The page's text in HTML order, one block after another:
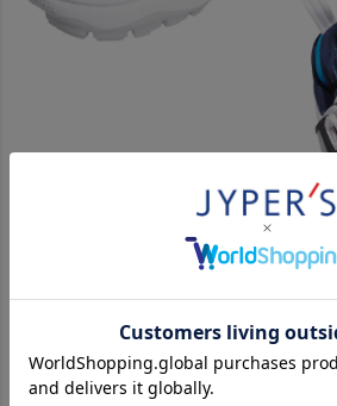
※パソコンやスマホによっては実際の色と
ます。